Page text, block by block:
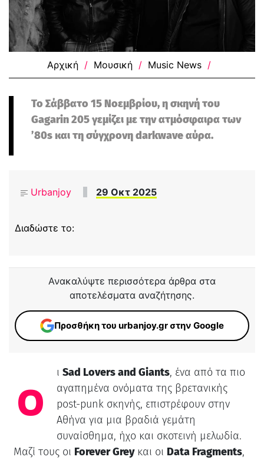
Αρχική / Μουσική / Music News /
Το Σάββατο 15 Νοεμβρίου, η σκηνή του
Gagarin 205 γεμίζει με την ατμόσφαιρα των
’80s και τη σύγχρονη darkwave αύρα.
Urbanjoy 29 Οκτ 2025
Διαδώστε το:
Ανακαλύψτε περισσότερα άρθρα στα
αποτελέσματα αναζήτησης.
Προσθήκη του urbanjoy.gr στην Google
Ο
ι Sad Lovers and Giants, ένα από τα πιο
αγαπημένα ονόματα της βρετανικής
post-punk σκηνής, επιστρέφουν στην
Αθήνα για μια βραδιά γεμάτη
συναίσθημα, ήχο και σκοτεινή μελωδία.
Μαζί τους οι Forever Greyκαι οι Data Fragments,